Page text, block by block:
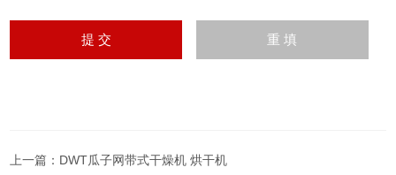
上一篇： DWT瓜子网带式干燥机 烘干机